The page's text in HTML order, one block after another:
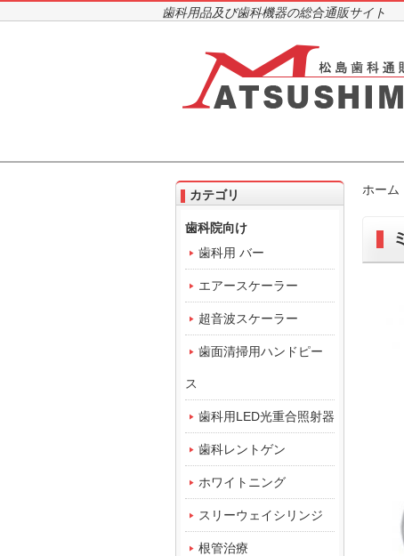
歯科用品及び歯科機器の総合通販サイト
ホーム
カテゴリ
歯科院向け
歯科用 バー
エアースケーラー
超音波スケーラー
歯面清掃用ハンドピー
ス
歯科用LED光重合照射器
歯科レントゲン
ホワイトニング
スリーウェイシリンジ
根管治療